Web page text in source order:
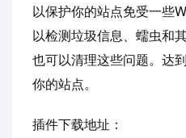
以保护你的站点免受一些
以检测垃圾信息、蠕虫和
也可以清理这些问题。达
你的站点。
插件下载地址：